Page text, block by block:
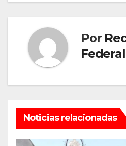
Por
Federal
Noticias relacionadas